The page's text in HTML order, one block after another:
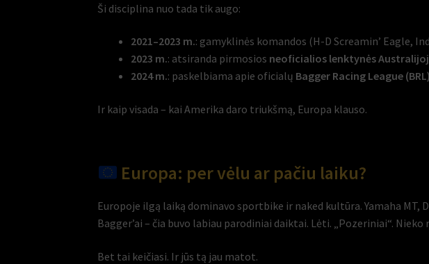
Ši disciplina nuo tada tik augo:
2021–2023 m.: gamyklinės komandos (H-D Screamin’ Eagle,
2023 m.: atsiranda pirmosios neoficialios lenktynės
2024 m.: paskelbiama apie oficialų Bagger Racing League (BRL)
Ir kaip visada – kai Amerika daro triukšmą, Europa klauso.
Europa: per vėlu ar pačiu laiku?
Europoje ilgą laiką dominavo sportbike ir naked kultūra. Yamaha MT,
Bagger’ai – čia buvo labiau parodiniai daiktai. Lėti. „Pozeriniai“. Nieko
Bet tai keičiasi. Ir jūs tą jau matot.